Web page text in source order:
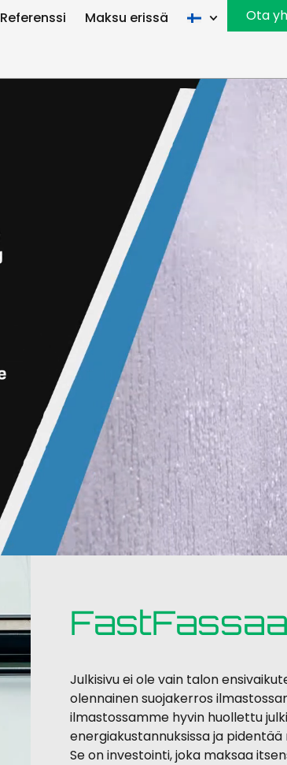
Referenssi Maksu erissä Ota
Julkisivu ei ole vain talon
olennainen suojakerros
ilmastossamme hyvin huollettu
energiakustannuksissa ja
Se on investointi, joka maksaa